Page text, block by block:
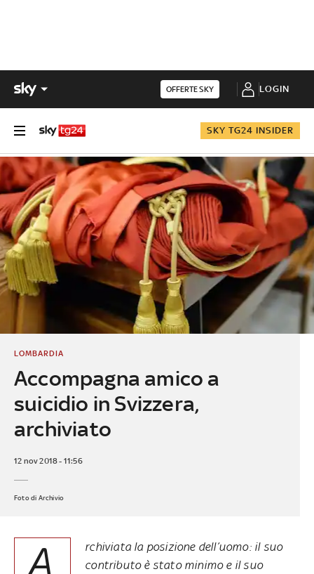
OFFERTE SKY LOGIN
SKY TG24 INSIDER
Accompagna amico a
suicidio in Svizzera,
archiviato
LOMBARDIA
12 nov 2018 - 11:56
Foto di Archivio
A
rchiviata la posizione dell’uomo: il suo
contributo è stato minimo e il suo